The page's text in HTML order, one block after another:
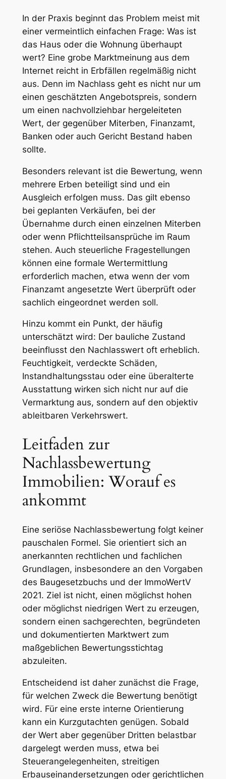
In der Praxis beginnt das Problem meist mit
einer vermeintlich einfachen Frage: Was ist
das Haus oder die Wohnung überhaupt
wert? Eine grobe Marktmeinung aus dem
Internet reicht in Erbfällen regelmäßig nicht
aus. Denn im Nachlass geht es nicht nur um
einen geschätzten Angebotspreis, sondern
um einen nachvollziehbar hergeleiteten
Wert, der gegenüber Miterben, Finanzamt,
Banken oder auch Gericht Bestand haben
sollte.
Besonders relevant ist die Bewertung, wenn
mehrere Erben beteiligt sind und ein
Ausgleich erfolgen muss. Das gilt ebenso
bei geplanten Verkäufen, bei der
Übernahme durch einen einzelnen Miterben
oder wenn Pflichtteilsansprüche im Raum
stehen. Auch steuerliche Fragestellungen
können eine formale Wertermittlung
erforderlich machen, etwa wenn der vom
Finanzamt angesetzte Wert überprüft oder
sachlich eingeordnet werden soll.
Hinzu kommt ein Punkt, der häufig
unterschätzt wird: Der bauliche Zustand
beeinflusst den Nachlasswert oft erheblich.
Feuchtigkeit, verdeckte Schäden,
Instandhaltungsstau oder eine überalterte
Ausstattung wirken sich nicht nur auf die
Vermarktung aus, sondern auf den objektiv
ableitbaren Verkehrswert.
Leitfaden zur
Nachlassbewertung
Immobilien: Worauf es
ankommt
Eine seriöse Nachlassbewertung folgt keiner
pauschalen Formel. Sie orientiert sich an
anerkannten rechtlichen und fachlichen
Grundlagen, insbesondere an den Vorgaben
des Baugesetzbuchs und der ImmoWertV
2021. Ziel ist nicht, einen möglichst hohen
oder möglichst niedrigen Wert zu erzeugen,
sondern einen sachgerechten, begründeten
und dokumentierten Marktwert zum
maßgeblichen Bewertungsstichtag
abzuleiten.
Entscheidend ist daher zunächst die Frage,
für welchen Zweck die Bewertung benötigt
wird. Für eine erste interne Orientierung
kann ein Kurzgutachten genügen. Sobald
der Wert aber gegenüber Dritten belastbar
dargelegt werden muss, etwa bei
Steuerangelegenheiten, streitigen
Erbauseinandersetzungen oder gerichtlichen